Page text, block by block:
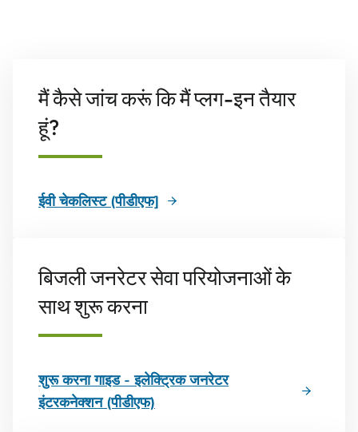
मैं कैसे जांच करूं कि मैं प्लग-इन तैयार
हूं?
ईवी चेकलिस्ट (पीडीएफ]
बिजली जनरेटर सेवा परियोजनाओं के
साथ शुरू करना
शुरू करना गाइड - इलेक्ट्रिक जनरेटर
इंटरकनेक्शन (पीडीएफ)